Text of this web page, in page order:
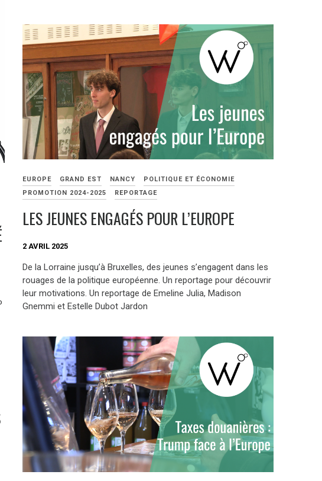
EUROPE GRAND EST NANCY
POLITIQUE ET ÉCONOMIE
PROMOTION 2024-2025
REPORTAGE
LES JEUNES ENGAGÉS POUR L’EUROPE
2 AVRIL 2025
De la Lorraine jusqu’à Bruxelles, des jeunes s’engagent dans les
rouages de la politique européenne. Un reportage pour découvrir
leur motivations. Un reportage de Emeline Julia, Madison
Gnemmi et Estelle Dubot Jardon